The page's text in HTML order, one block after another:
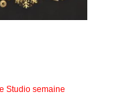
Studio semaine